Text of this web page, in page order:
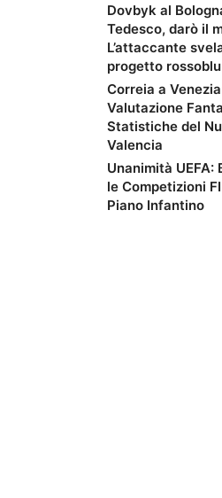
Dovbyk al
Tedesco, darò il
L’attaccante
progetto rossoblu
Correia a
Valutazione
Statistiche del
Valencia
Unanimità
le Competizioni
Piano Infantino